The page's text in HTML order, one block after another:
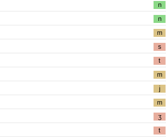
n
n
m
s
t
m
j
m
ʒ
t